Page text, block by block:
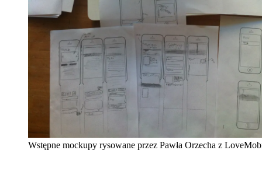
Wstępne mockupy rysowane przez Pawła Orzecha z